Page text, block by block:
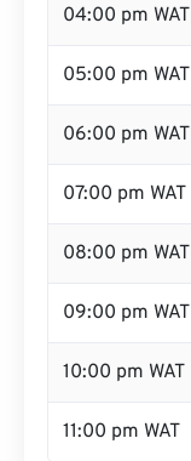
04:00 pm WAT
05:00 pm WAT
06:00 pm WAT
07:00 pm WAT
08:00 pm WAT
09:00 pm WAT
10:00 pm WAT
11:00 pm WAT